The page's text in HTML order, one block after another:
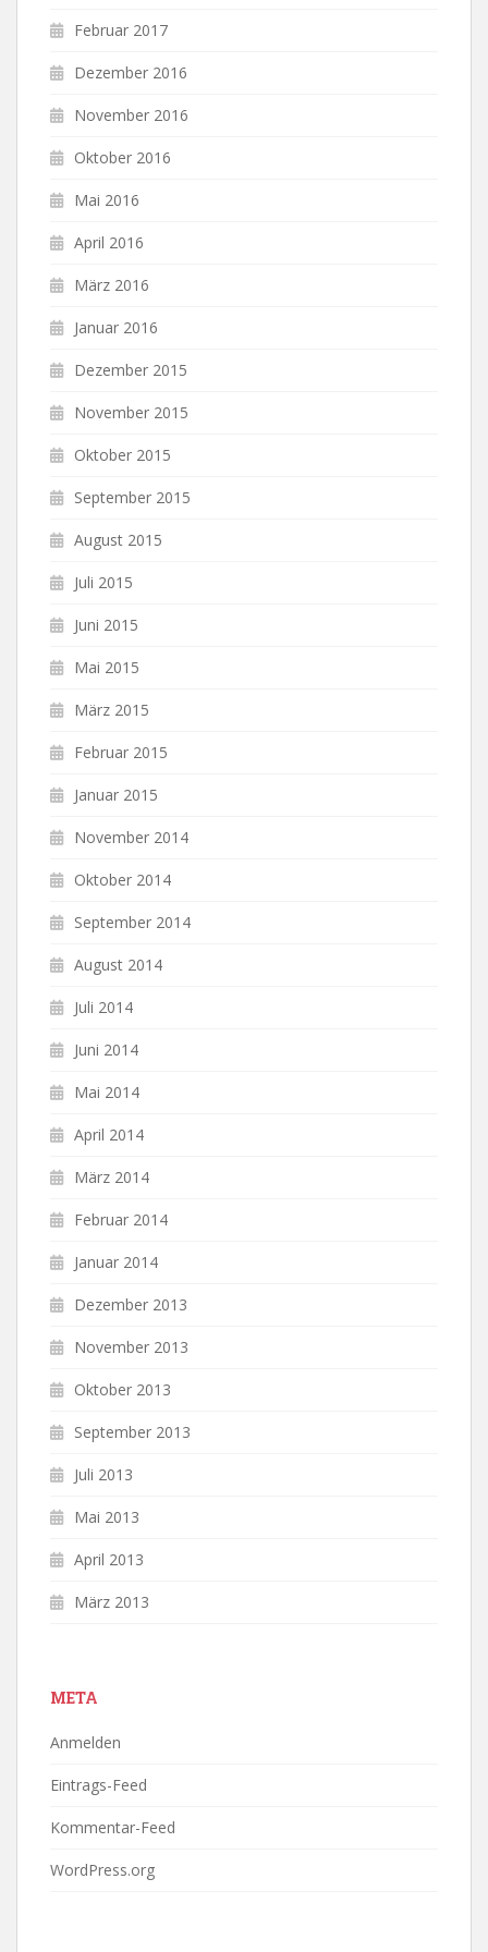
Februar 2017
Dezember 2016
November 2016
Oktober 2016
Mai 2016
April 2016
März 2016
Januar 2016
Dezember 2015
November 2015
Oktober 2015
September 2015
August 2015
Juli 2015
Juni 2015
Mai 2015
März 2015
Februar 2015
Januar 2015
November 2014
Oktober 2014
September 2014
August 2014
Juli 2014
Juni 2014
Mai 2014
April 2014
März 2014
Februar 2014
Januar 2014
Dezember 2013
November 2013
Oktober 2013
September 2013
Juli 2013
Mai 2013
April 2013
März 2013
META
Anmelden
Eintrags-Feed
Kommentar-Feed
WordPress.org